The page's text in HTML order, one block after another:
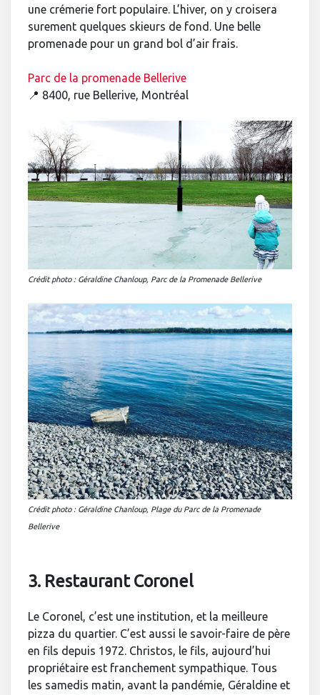
une crémerie fort populaire. L’hiver, on y croisera
surement quelques skieurs de fond. Une belle
promenade pour un grand bol d’air frais.
Parc de la promenade Bellerive
📍 8400, rue Bellerive, Montréal
Crédit photo : Géraldine Chanloup, Parc de la Promenade Bellerive
Crédit photo : Géraldine Chanloup, Plage du Parc de la Promenade
Bellerive
3. Restaurant Coronel
Le Coronel, c’est une institution, et la meilleure
pizza du quartier. C’est aussi le savoir-faire de père
en fils depuis 1972. Christos, le fils, aujourd’hui
propriétaire est franchement sympathique. Tous
les samedis matin, avant la pandémie, Géraldine et